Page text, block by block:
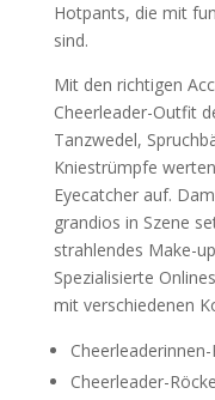
Hotpants, die mit
sind.
Mit den richtigen
Cheerleader-Outfit
Tanzwedel,
Kniestrümpfe
Eyecatcher auf.
grandios in Szene
strahlendes Make-
Spezialisierte
mit verschiedenen
Cheerleader-